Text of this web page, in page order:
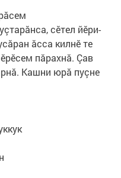
сӗтел йӗри-
ăсса килнӗ те
пăрахнă. Çав
Кашни юрă пуçне